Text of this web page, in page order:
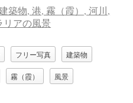
フリー写真 建築物
霧（霞） 風景